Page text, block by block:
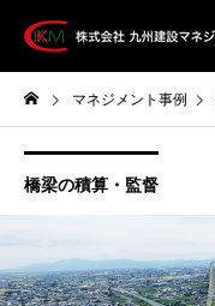
マネジメント事例
橋梁の積算・監督